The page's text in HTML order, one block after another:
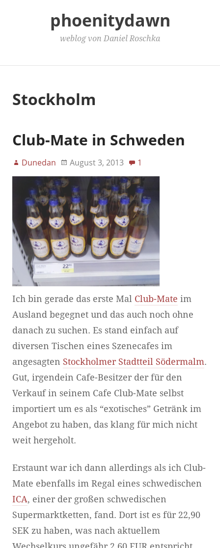
phoenitydawn
weblog von Daniel Roschka
Stockholm
Club-Mate in Schweden
Dunedan August 3, 2013 1
Ich bin gerade das erste Mal Club-Mate im
Ausland begegnet und das auch noch ohne
danach zu suchen. Es stand einfach auf
diversen Tischen eines Szenecafes im
angesagten Stockholmer Stadtteil Södermalm.
Gut, irgendein Cafe-Besitzer der für den
Verkauf in seinem Cafe Club-Mate selbst
importiert um es als “exotisches” Getränk im
Angebot zu haben, das klang für mich nicht
weit hergeholt.
Erstaunt war ich dann allerdings als ich Club-
Mate ebenfalls im Regal eines schwedischen
ICA, einer der großen schwedischen
Supermarktketten, fand. Dort ist es für 22,90
SEK zu haben, was nach aktuellem